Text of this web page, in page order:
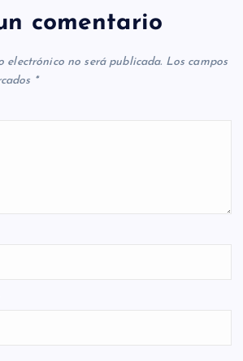
comentario
electrónico no será publicada. Los campos
*